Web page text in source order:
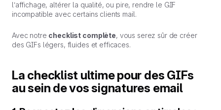
l’affichage, altérer la qualité, ou pire, rendre le GIF
incompatible avec certains clients mail.
Avec notre checklist complète, vous serez sûr de créer
des GIFs légers, fluides et efficaces.
La checklist ultime pour des GIFs
au sein de vos signatures email